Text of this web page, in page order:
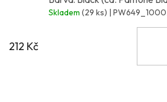
Skladem (29 ks) |
212 Kč